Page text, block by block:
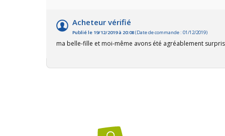
Acheteur vérifié
Publié le 19/12/2019 à 20:08(Date de commande : 01/12/2019)
ma belle-fille et moi-même avons été agréablement